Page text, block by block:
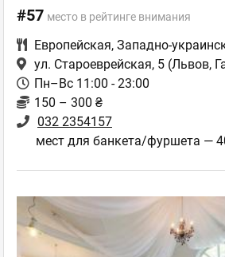
#57 место в рейтинге внимания
Европейская, Западно-
ул. Староеврейская, 5 (Львов,
Пн–Вс 11:00 - 23:00
150 – 300 ₴
032 2354157
мест для банкета/фуршета —